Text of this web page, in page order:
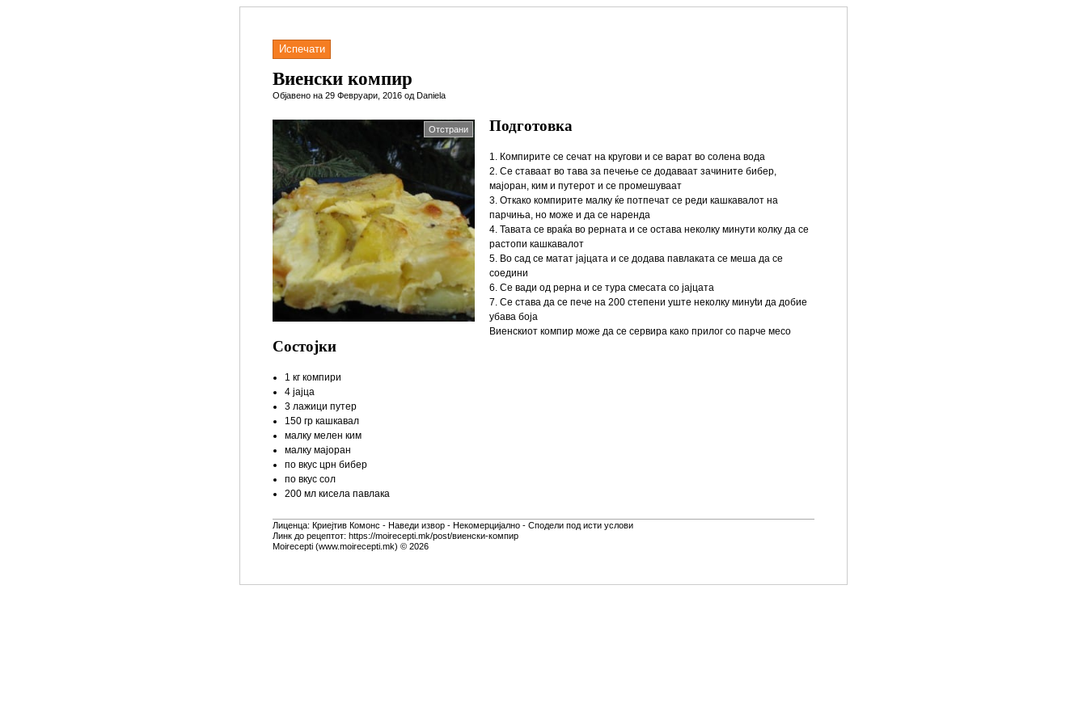
Испечати
Виенски компир
Објавено на 29 Февруари, 2016 од Daniela
Отстрани
Состојки
1 кг компири
4 јајца
3 лажици путер
150 гр кашкавал
малку мелен ким
малку мајоран
по вкус црн бибер
по вкус сол
200 мл кисела павлака
Подготовка
1. Компирите се сечат на кругови и се варат во солена вода
2. Се ставаат во тава за печење се додаваат зачините бибер,
мајоран, ким и путерот и се промешуваат
3. Откако компирите малку ќе потпечат се реди кашкавалот на
парчиња, но може и да се наренда
4. Тавата се враќа во рерната и се остава неколку минути колку да се
растопи кашкавалот
5. Во сад се матат јајцата и се додава павлаката се меша да се
соедини
6. Се вади од рерна и се тура смесата со јајцата
7. Се става да се пече на 200 степени уште неколку минуtи да добие
убава боја
Виенскиот компир може да се сервира како прилог со парче месо
Лиценца: Криејтив Комонс - Наведи извор - Некомерцијално - Сподели под исти услови
Линк до рецептот: https://moirecepti.mk/post/виенски-компир
Moirecepti (www.moirecepti.mk) © 2026